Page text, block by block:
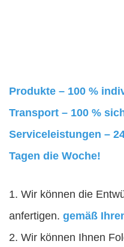
Produkte – 100 %
Transport – 100 %
Serviceleistungen –
Tagen die Woche!
1. Wir können die
anfertigen. gemäß
2. Wir können Ihnen